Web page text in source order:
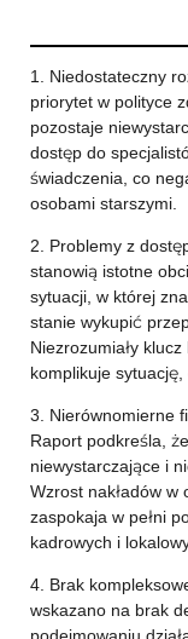
1. Niedostateczny
priorytet w polityce
pozostaje
dostęp do
świadczenia, co
osobami starszymi.
2. Problemy z
stanowią istotne
sytuacji, w której
stanie wykupić
Niezrozumiały
komplikuje
3. Nierównomierne
Raport podkreśla,
niewystarczające i
Wzrost nakładów
zaspokaja w pełni
kadrowych i
4. Brak
wskazano na brak